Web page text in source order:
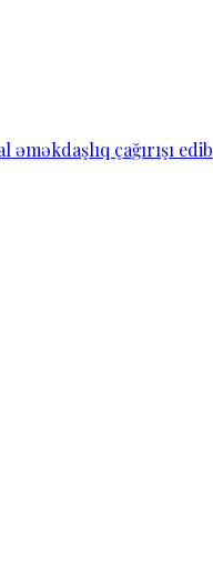
çağırışı edib